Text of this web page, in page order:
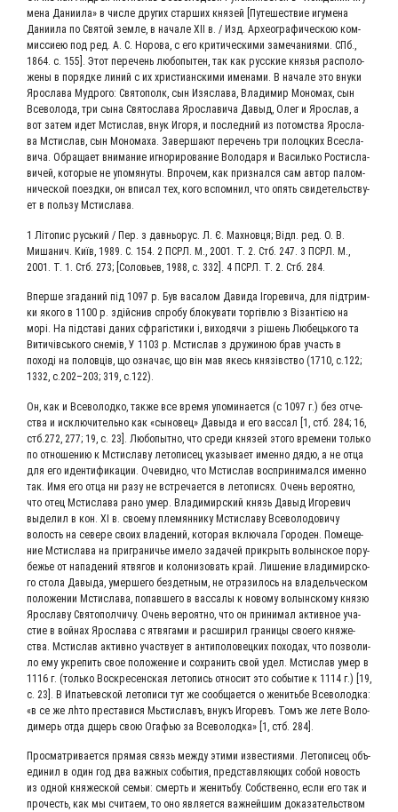
ме­на Дани­и­ла» в чис­ле дру­гих стар­ших кня­зей [Путе­ше­ствие игу­ме­на
Дани­и­ла по Свя­той зем­ле, в нача­ле XII в. / Изд. Архео­гра­фи­че­скою ком­
мис­си­ею под ред. А. С. Норо­ва, с его кри­ти­че­ски­ми заме­ча­ни­я­ми. СПб.,
1864. c. 155]. Этот пере­чень любо­пы­тен, так как рус­ские кня­зья рас­по­ло­
же­ны в поряд­ке линий с их хри­сти­ан­ски­ми име­на­ми. В нача­ле это вну­ки
Яро­сла­ва Муд­ро­го: Свя­то­полк, сын Изя­с­ла­ва, Вла­ди­мир Моно­мах, сын
Все­во­ло­да, три сына Свя­то­сла­ва Яро­сла­ви­ча Давыд, Олег и Яро­слав, а
вот затем идет Мсти­слав, внук Иго­ря, и послед­ний из потом­ства Яро­сла­
ва Мсти­слав, сын Моно­ма­ха. Завер­ша­ют пере­чень три полоц­ких Все­сла­
ви­ча. Обра­ща­ет вни­ма­ние игно­ри­ро­ва­ние Воло­да­ря и Василь­ко Рости­сла­
ви­чей, кото­рые не упо­мя­ну­ты. Впро­чем, как при­знал­ся сам автор палом­
ни­че­ской поезд­ки, он впи­сал тех, кого вспом­нил, что опять сви­де­тель­ству­
ет в поль­зу Мстислава.
1 Літо­пис русь­кий / Пер. з дав­ньо­рус. Л. Є. Мах­нов­ця; Відп. ред. О. В.
Миша­нич. Київ, 1989. С. 154. 2 ПСРЛ. М., 2001. Т. 2. Стб. 247. 3 ПСРЛ. М.,
2001. Т. 1. Стб. 273; [Соло­вьев, 1988, с. 332]. 4 ПСРЛ. Т. 2. Стб. 284.
Впер­ше зга­да­ний під 1097 р. Був васа­лом Дави­да Іго­ре­ви­ча, для під­т­рим­
ки яко­го в 1100 р. здійс­нив спро­бу бло­ку­ва­ти тор­гів­лю з Візан­тією на
морі. На під­ставі даних сфра­гі­сти­ки і, вихо­дя­чи з рішень Любе­ць­ко­го та
Вити­чівсь­ко­го сне­мів, У 1103 р. Мсти­слав з дру­жи­ною брав участь в
поході на полов­ців, що озна­чає, що він мав якесь князів­ство (1710, с.122;
1332, с.202–203; 319, с.122).
Он, как и Все­во­лод­ко, так­же все вре­мя упо­ми­на­ет­ся (с 1097 г.) без отче­
ства и исклю­чи­тель­но как «сыно­вец» Давы­да и его вас­сал [1, стб. 284; 16,
стб.272, 277; 19, с. 23]. Любо­пыт­но, что сре­ди кня­зей это­го вре­ме­ни толь­ко
по отно­ше­нию к Мсти­сла­ву лето­пи­сец ука­зы­ва­ет имен­но дядю, а не отца
для его иден­ти­фи­ка­ции. Оче­вид­но, что Мсти­слав вос­при­ни­мал­ся имен­но
так. Имя его отца ни разу не встре­ча­ет­ся в лето­пи­сях. Очень веро­ят­но,
что отец Мсти­сла­ва рано умер. Вла­ди­мир­ский князь Давыд Иго­ре­вич
выде­лил в кон. XI в. сво­е­му пле­мян­ни­ку Мсти­сла­ву Все­во­ло­до­ви­чу
волость на севе­ре сво­их вла­де­ний, кото­рая вклю­ча­ла Горо­ден. Поме­ще­
ние Мсти­сла­ва на при­гра­ни­чье име­ло зада­чей при­крыть волын­ское пору­
бе­жье от напа­де­ний ятвя­гов и коло­ни­зо­вать край. Лише­ние вла­ди­мир­ско­
го сто­ла Давы­да, умер­ше­го без­дет­ным, не отра­зи­лось на вла­дель­че­ском
поло­же­нии Мсти­сла­ва, попав­ше­го в вас­са­лы к ново­му волын­ско­му кня­зю
Яро­сла­ву Свя­то­пол­чи­чу. Очень веро­ят­но, что он при­ни­мал актив­ное уча­
стие в вой­нах Яро­сла­ва с ятвя­га­ми и рас­ши­рил гра­ни­цы сво­е­го кня­же­
ства. Мсти­слав актив­но участ­ву­ет в анти­по­ло­вец­ких похо­дах, что поз­во­ли­
ло ему укре­пить свое поло­же­ние и сохра­нить свой удел. Мсти­слав умер в
1116 г. (толь­ко Вос­кре­сен­ская лето­пись отно­сит это собы­тие к 1114 г.) [19,
с. 23]. В Ипа­тьев­ской лето­пи­си тут же сооб­ща­ет­ся о женить­бе Все­во­лод­ка:
«в се же лhто пре­ста­ви­ся Мьсти­славъ, внукъ Иго­ревъ. Томъ же лете Воло­
ди­мерь отда дщерь свою Ога­фью за Все­во­лод­ка» [1, стб. 284].
Про­смат­ри­ва­ет­ся пря­мая связь меж­ду эти­ми изве­сти­я­ми. Лето­пи­сец объ­
еди­нил в один год два важ­ных собы­тия, пред­став­ля­ю­щих собой новость
из одной кня­же­ской семьи: смерть и женить­бу. Соб­ствен­но, если его так и
про­честь, как мы счи­та­ем, то оно явля­ет­ся важ­ней­шим дока­за­тель­ством